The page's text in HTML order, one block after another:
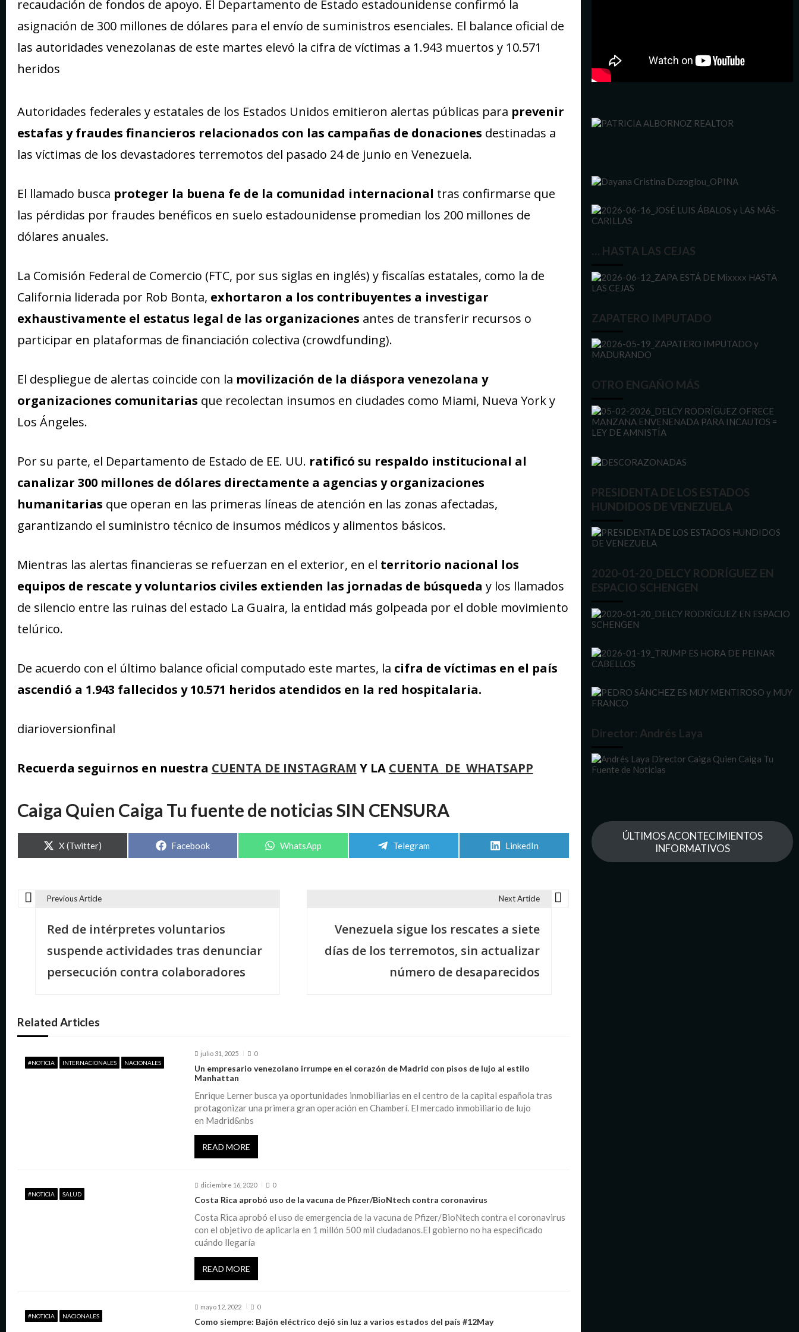
recaudación de fondos de apoyo. El Departamento de Estado estadounidense confirmó la
asignación de 300 millones de dólares para el envío de suministros esenciales. El balance oficial de
las autoridades venezolanas de este martes elevó la cifra de víctimas a 1.943 muertos y 10.571
heridos
Autoridades federales y estatales de los Estados Unidos emitieron alertas públicas para prevenir
estafas y fraudes financieros relacionados con las campañas de donaciones destinadas a
las víctimas de los devastadores terremotos del pasado 24 de junio en Venezuela.
El llamado busca proteger la buena fe de la comunidad internacional tras confirmarse que
las pérdidas por fraudes benéficos en suelo estadounidense promedian los 200 millones de
dólares anuales.
La Comisión Federal de Comercio (FTC, por sus siglas en inglés) y fiscalías estatales, como la de
California liderada por Rob Bonta, exhortaron a los contribuyentes a investigar
exhaustivamente el estatus legal de las organizaciones antes de transferir recursos o
participar en plataformas de financiación colectiva (crowdfunding).
El despliegue de alertas coincide con la movilización de la diáspora venezolana y
organizaciones comunitarias que recolectan insumos en ciudades como Miami, Nueva York y
Los Ángeles.
Por su parte, el Departamento de Estado de EE. UU. ratificó su respaldo institucional al
canalizar 300 millones de dólares directamente a agencias y organizaciones
humanitarias que operan en las primeras líneas de atención en las zonas afectadas,
garantizando el suministro técnico de insumos médicos y alimentos básicos.
Mientras las alertas financieras se refuerzan en el exterior, en el territorio nacional los
equipos de rescate y voluntarios civiles extienden las jornadas de búsqueda y los llamados
de silencio entre las ruinas del estado La Guaira, la entidad más golpeada por el doble movimiento
telúrico.
De acuerdo con el último balance oficial computado este martes, la cifra de víctimas en el país
ascendió a 1.943 fallecidos y 10.571 heridos atendidos en la red hospitalaria.
diarioversionfinal
Recuerda seguirnos en nuestra CUENTA DE INSTAGRAM Y LA CUENTA DE WHATSAPP
Caiga Quien Caiga Tu fuente de noticias SIN CENSURA
Compartir
X (Twitter)
Compartir
Facebook
Compartir
WhatsApp
Compartir
Telegram
Compartir
LinkedIn
g
a
Previous Article
Red de intérpretes voluntarios
suspende actividades tras denunciar
persecución contra colaboradores
Next Article
Venezuela sigue los rescates a siete
días de los terremotos, sin actualizar
número de desaparecidos
Related Articles
#NOTICIA INTERNACIONALES NACIONALES
julio 31, 2025 0
Un empresario venezolano irrumpe en el corazón de Madrid con pisos de lujo al estilo
Manhattan
Enrique Lerner busca ya oportunidades inmobiliarias en el centro de la capital española tras
protagonizar una primera gran operación en Chamberí. El mercado inmobiliario de lujo
en Madrid&nbs
READ MORE
#NOTICIA SALUD
diciembre 16, 2020 0
Costa Rica aprobó uso de la vacuna de Pfizer/BioNtech contra coronavirus
Costa Rica aprobó el uso de emergencia de la vacuna de Pfizer/BioNtech contra el coronavirus
con el objetivo de aplicarla en 1 millón 500 mil ciudadanos.El gobierno no ha especificado
cuándo llegaría
READ MORE
#NOTICIA NACIONALES
mayo 12, 2022 0
Como siempre: Bajón eléctrico dejó sin luz a varios estados del país #12May
… HASTA LAS CEJAS
ZAPATERO IMPUTADO
OTRO ENGAÑO MÁS
PRESIDENTA DE LOS ESTADOS
HUNDIDOS DE VENEZUELA
2020-01-20_DELCY RODRÍGUEZ EN
ESPACIO SCHENGEN
Director: Andrés Laya
ÚLTIMOS ACONTECIMIENTOS
INFORMATIVOS